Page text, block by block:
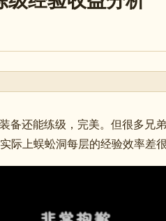
备还能练级，完美。但很多兄
际上蜈蚣洞每层的经验效率差